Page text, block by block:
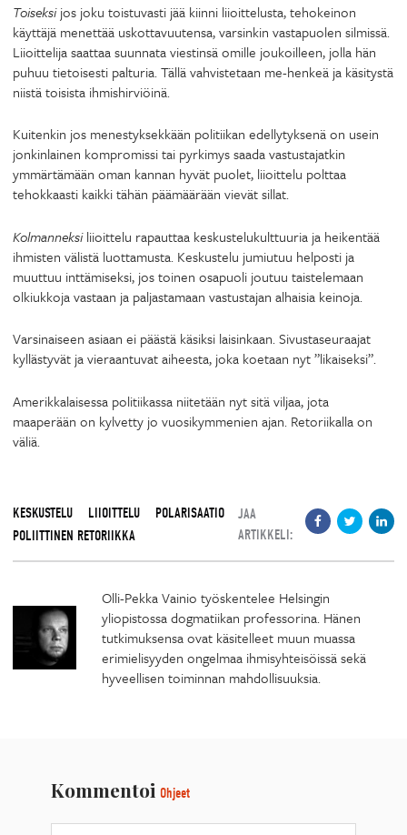
Toiseksijos joku toistuvasti jää kiinni liioittelusta, tehokeinon
käyttäjä menettää uskottavuutensa, varsinkin vastapuolen silmissä.
Liioittelija saattaa suunnata viestinsä omille joukoilleen, jolla hän
puhuu tietoisesti palturia. Tällä vahvistetaan me-henkeä ja käsitystä
niistä toisista ihmishirviöinä.
Kuitenkin jos menestyksekkään politiikan edellytyksenä on usein
jonkinlainen kompromissi tai pyrkimys saada vastustajatkin
ymmärtämään oman kannan hyvät puolet, liioittelu polttaa
tehokkaasti kaikki tähän päämäärään vievät sillat.
Kolmanneksiliioittelu rapauttaa keskustelukulttuuria ja heikentää
ihmisten välistä luottamusta. Keskustelu jumiutuu helposti ja
muuttuu inttämiseksi, jos toinen osapuoli joutuu taistelemaan
olkiukkoja vastaan ja paljastamaan vastustajan alhaisia keinoja.
Varsinaiseen asiaan ei päästä käsiksi laisinkaan. Sivustaseuraajat
kyllästyvät ja vieraantuvat aiheesta, joka koetaan nyt ”likaiseksi”.
Amerikkalaisessa politiikassa niitetään nyt sitä viljaa, jota
maaperään on kylvetty jo vuosikymmenien ajan. Retoriikalla on
väliä.
KESKUSTELU LIIOITTELU
POLARISAATIO
POLIITTINEN RETORIIKKA
JAA
ARTIKKELI:
Olli-Pekka Vainio työskentelee Helsingin
yliopistossa dogmatiikan professorina. Hänen
tutkimuksensa ovat käsitelleet muun muassa
erimielisyyden ongelmaa ihmisyhteisöissä sekä
hyveellisen toiminnan mahdollisuuksia.
Kommentoi Ohjeet